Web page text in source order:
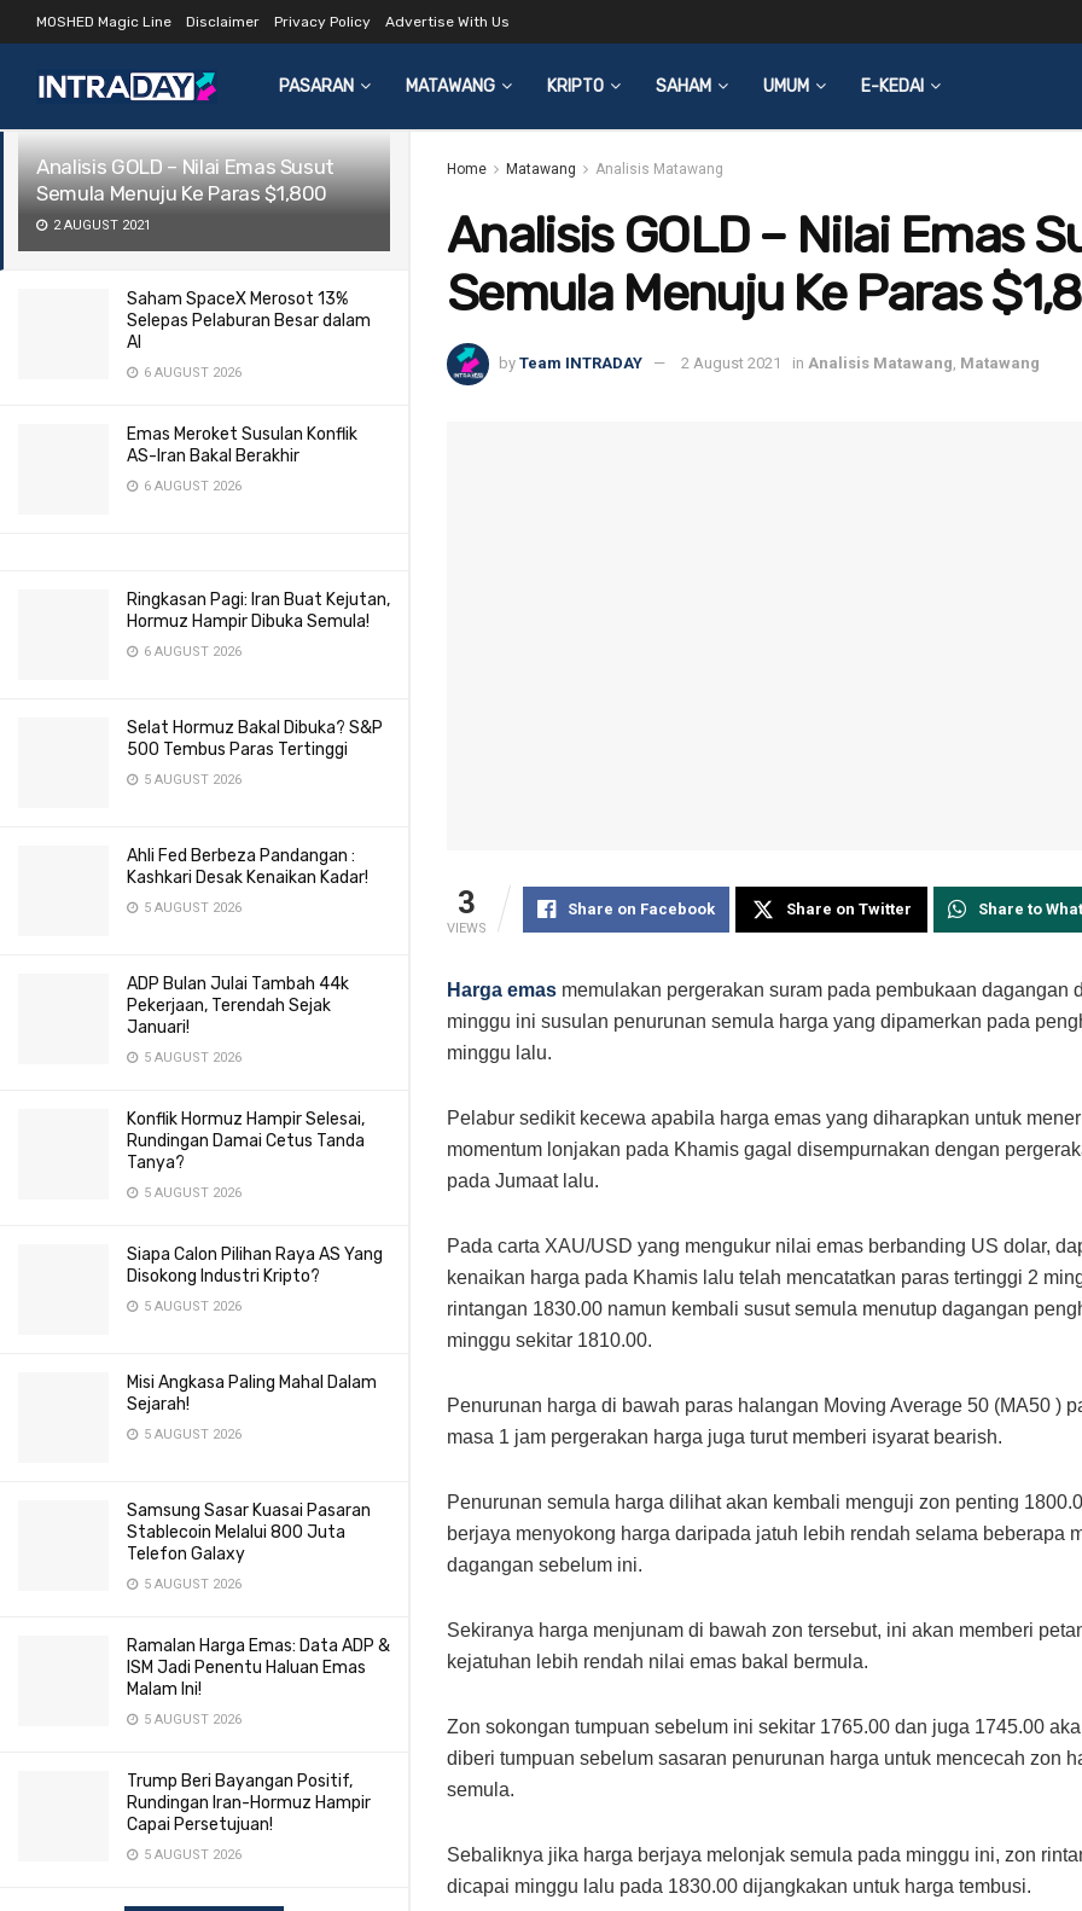
LATEST TRENDING Filter
Analisis GOLD – Nilai Emas Susut
Semula Menuju Ke Paras $1,800
2 AUGUST 2021
Saham SpaceX Merosot 13%
Selepas Pelaburan Besar dalam
AI
6 AUGUST 2026
Emas Meroket Susulan Konflik
AS-Iran Bakal Berakhir
6 AUGUST 2026
Ringkasan Pagi: Iran Buat Kejutan,
Hormuz Hampir Dibuka Semula!
6 AUGUST 2026
Selat Hormuz Bakal Dibuka? S&P
500 Tembus Paras Tertinggi
5 AUGUST 2026
Ahli Fed Berbeza Pandangan :
Kashkari Desak Kenaikan Kadar!
5 AUGUST 2026
ADP Bulan Julai Tambah 44k
Pekerjaan, Terendah Sejak
Januari!
5 AUGUST 2026
Konflik Hormuz Hampir Selesai,
Rundingan Damai Cetus Tanda
Tanya?
5 AUGUST 2026
Siapa Calon Pilihan Raya AS Yang
Disokong Industri Kripto?
5 AUGUST 2026
Misi Angkasa Paling Mahal Dalam
Sejarah!
5 AUGUST 2026
Samsung Sasar Kuasai Pasaran
Stablecoin Melalui 800 Juta
Telefon Galaxy
5 AUGUST 2026
Ramalan Harga Emas: Data ADP &
ISM Jadi Penentu Haluan Emas
Malam Ini!
5 AUGUST 2026
Trump Beri Bayangan Positif,
Rundingan Iran-Hormuz Hampir
Capai Persetujuan!
5 AUGUST 2026
MOSHED Magic Line Disclaimer Privacy Policy Advertise With Us
PASARAN MATAWANG KRIPTO SAHAM UMUM E-KEDAI
Home Matawang Analisis Matawang
Analisis GOLD – Nilai Emas
Semula Menuju Ke Paras
by Team INTRADAY 2 August 2021 in Analisis Matawang Matawang
3
VIEWS
Share on Facebook Share on Twitter Share to
Harga emas memulakan pergerakan suram pada pembukaan dagangan
minggu ini susulan penurunan semula harga yang dipamerkan pada
minggu lalu.
Pelabur sedikit kecewa apabila harga emas yang diharapkan untuk
momentum lonjakan pada Khamis gagal disempurnakan dengan
pada Jumaat lalu.
Pada carta XAU/USD yang mengukur nilai emas berbanding US dolar,
kenaikan harga pada Khamis lalu telah mencatatkan paras tertinggi 2
rintangan 1830.00 namun kembali susut semula menutup dagangan
minggu sekitar 1810.00.
Penurunan harga di bawah paras halangan Moving Average 50 (MA50 )
masa 1 jam pergerakan harga juga turut memberi isyarat bearish.
Penurunan semula harga dilihat akan kembali menguji zon penting
berjaya menyokong harga daripada jatuh lebih rendah selama beberapa
dagangan sebelum ini.
Sekiranya harga menjunam di bawah zon tersebut, ini akan memberi
kejatuhan lebih rendah nilai emas bakal bermula.
Zon sokongan tumpuan sebelum ini sekitar 1765.00 dan juga 1745.00
diberi tumpuan sebelum sasaran penurunan harga untuk mencecah zon
semula.
Sebaliknya jika harga berjaya melonjak semula pada minggu ini, zon
dicapai minggu lalu pada 1830.00 dijangkakan untuk harga tembusi.